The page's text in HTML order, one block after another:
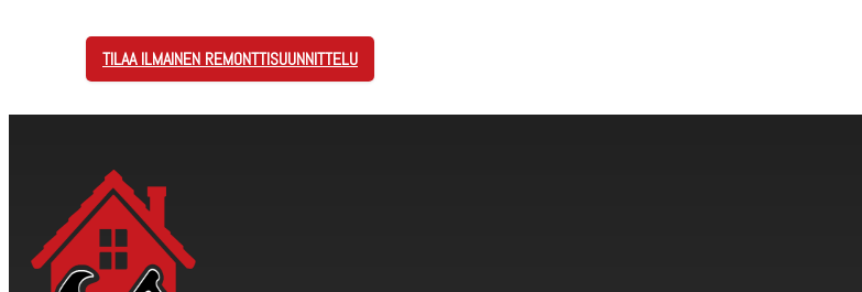
TILAA ILMAINEN REMONTTISUUNNITTELU